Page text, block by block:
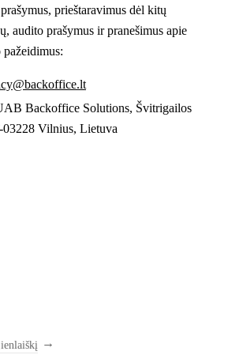
prieštaravimus dėl kitų
audito prašymus ir pranešimus apie
pažeidimus:
Backoffice Solutions, Švitrigailos
Vilnius, Lietuva